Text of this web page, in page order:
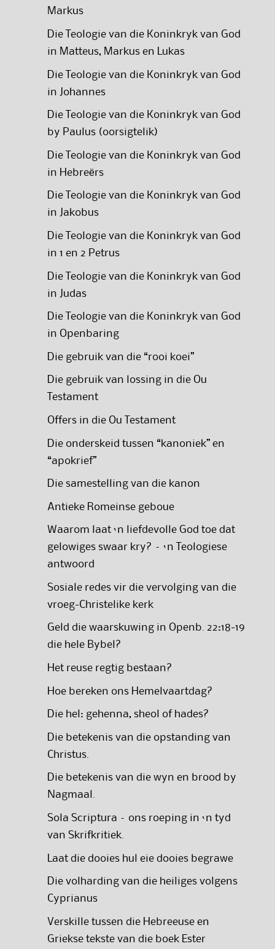
Markus
Die Teologie van die Koninkryk van God
in Matteus, Markus en Lukas
Die Teologie van die Koninkryk van God
in Johannes
Die Teologie van die Koninkryk van God
by Paulus (oorsigtelik)
Die Teologie van die Koninkryk van God
in Hebreërs
Die Teologie van die Koninkryk van God
in Jakobus
Die Teologie van die Koninkryk van God
in 1 en 2 Petrus
Die Teologie van die Koninkryk van God
in Judas
Die Teologie van die Koninkryk van God
in Openbaring
Die gebruik van die “rooi koei”
Die gebruik van lossing in die Ou
Testament
Offers in die Ou Testament
Die onderskeid tussen “kanoniek” en
“apokrief”
Die samestelling van die kanon
Antieke Romeinse geboue
Waarom laat ‘n liefdevolle God toe dat
gelowiges swaar kry? – ‘n Teologiese
antwoord
Sosiale redes vir die vervolging van die
vroeg-Christelike kerk
Geld die waarskuwing in Openb. 22:18-19
die hele Bybel?
Het reuse regtig bestaan?
Hoe bereken ons Hemelvaartdag?
Die hel: gehenna, sheol of hades?
Die betekenis van die opstanding van
Christus.
Die betekenis van die wyn en brood by
Nagmaal.
Sola Scriptura – ons roeping in ‘n tyd
van Skrifkritiek.
Laat die dooies hul eie dooies begrawe
Die volharding van die heiliges volgens
Cyprianus
Verskille tussen die Hebreeuse en
Griekse tekste van die boek Ester